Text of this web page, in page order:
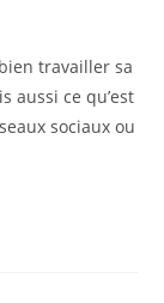
travailler sa
aussi ce qu’est
sociaux ou